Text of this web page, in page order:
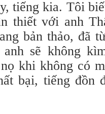
tiếng kia. Tôi
thiết với anh
bản thảo, đã
sẽ không
khi không có
bại, tiếng đồn